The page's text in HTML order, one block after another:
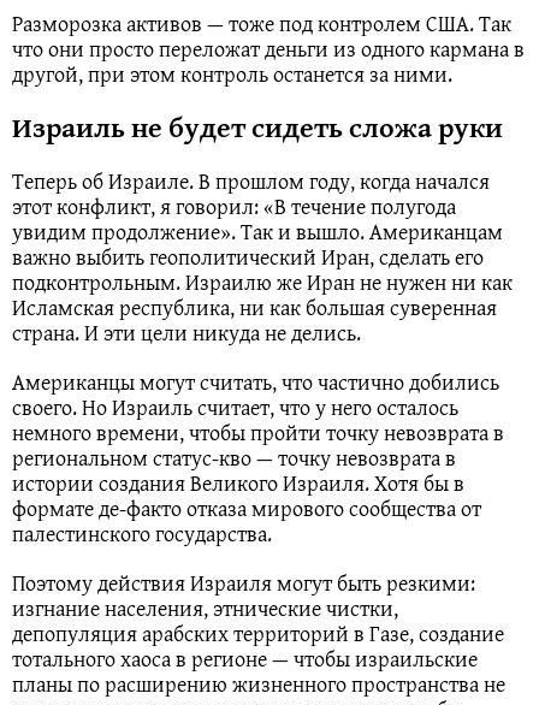
Разморозка активов — тоже под контролем США. Так
что они просто переложат деньги из одного кармана в
другой, при этом контроль останется за ними.
Израиль не будет сидеть сложа руки
Теперь об Израиле. В прошлом году, когда начался
этот конфликт, я говорил: «В течение полугода
увидим продолжение». Так и вышло. Американцам
важно выбить геополитический Иран, сделать его
подконтрольным. Израилю же Иран не нужен ни как
Исламская республика, ни как большая суверенная
страна. И эти цели никуда не делись.
Американцы могут считать, что частично добились
своего. Но Израиль считает, что у него осталось
немного времени, чтобы пройти точку невозврата в
региональном статус-кво — точку невозврата в
истории создания Великого Израиля. Хотя бы в
формате де-факто отказа мирового сообщества от
палестинского государства.
Поэтому действия Израиля могут быть резкими:
изгнание населения, этнические чистки,
депопуляция арабских территорий в Газе, создание
тотального хаоса в регионе — чтобы израильские
планы по расширению жизненного пространства не